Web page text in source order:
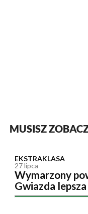
MUSISZ
EKSTRAKLASA
27 lipca
Wymarzony
Gwiazda